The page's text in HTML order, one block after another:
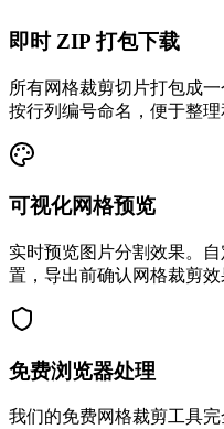
即时 ZIP 打包下载
所有网格裁剪切片打包成
按行列编号命名，便于整理
可视化网格预览
实时预览图片分割效果。
置，导出前确认网格裁剪效
免费浏览器处理
我们的免费网格裁剪工具